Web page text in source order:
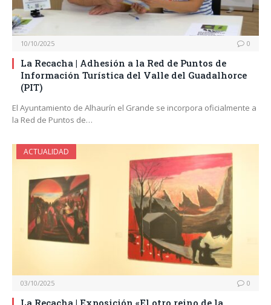
10/10/2025 0
La Recacha | Adhesión a la Red de Puntos de
Información Turística del Valle del Guadalhorce
(PIT)
El Ayuntamiento de Alhaurín el Grande se incorpora oficialmente a
la Red de Puntos de…
ACTUALIDAD
03/10/2025 0